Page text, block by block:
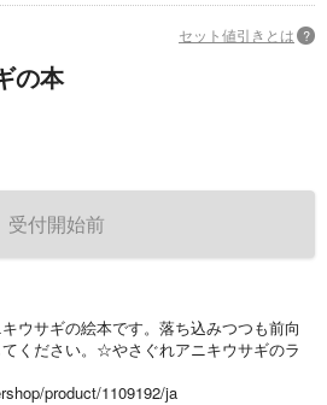
セット値引きとは ?
の本
受付開始前
ウサギの絵本です。落ち込みつつも前向
ください。☆やさぐれアニキウサギのラ
product/1109192/ja